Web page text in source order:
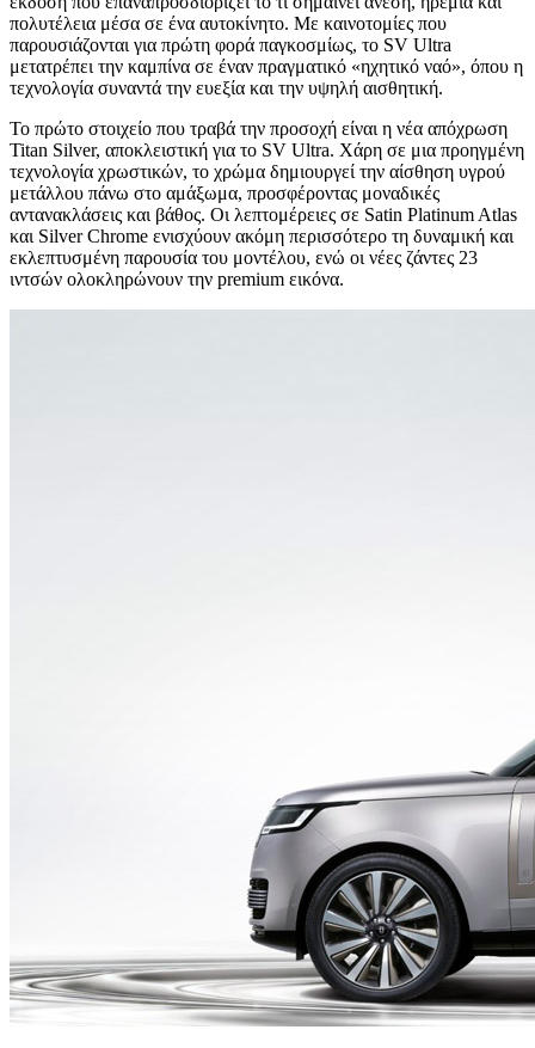
πολυτέλεια μέσα σε ένα αυτοκίνητο. Με καινοτομίες που
παρουσιάζονται για πρώτη φορά παγκοσμίως, το SV Ultra
μετατρέπει την καμπίνα σε έναν πραγματικό «ηχητικό ναό», όπου η
τεχνολογία συναντά την ευεξία και την υψηλή αισθητική.
Το πρώτο στοιχείο που τραβά την προσοχή είναι η νέα απόχρωση
Titan Silver, αποκλειστική για το SV Ultra. Χάρη σε μια προηγμένη
τεχνολογία χρωστικών, το χρώμα δημιουργεί την αίσθηση υγρού
μετάλλου πάνω στο αμάξωμα, προσφέροντας μοναδικές
αντανακλάσεις και βάθος. Οι λεπτομέρειες σε Satin Platinum Atlas
και Silver Chrome ενισχύουν ακόμη περισσότερο τη δυναμική και
εκλεπτυσμένη παρουσία του μοντέλου, ενώ οι νέες ζάντες 23
ιντσών ολοκληρώνουν την premium εικόνα.